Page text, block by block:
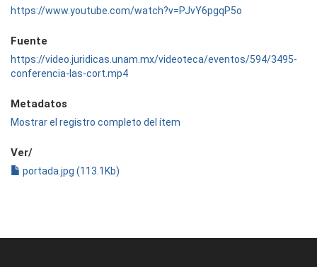
https://www.youtube.com/watch?v=PJvY6pgqP5o
Fuente
https://video.juridicas.unam.mx/videoteca/eventos/594/3495-
conferencia-las-cort.mp4
Metadatos
Mostrar el registro completo del ítem
Ver/
portada.jpg (113.1Kb)